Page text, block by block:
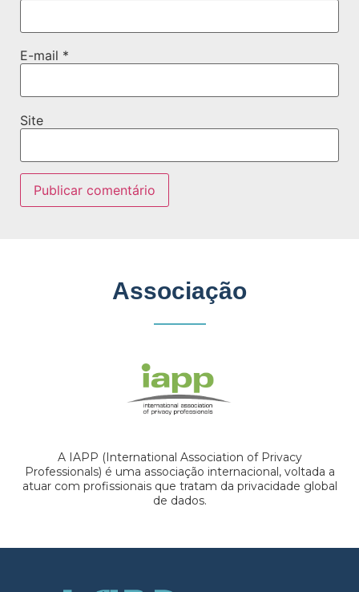
E-mail *
Site
Associação
A IAPP (International Association of Privacy
Professionals) é uma associação internacional, voltada a
atuar com profissionais que tratam da privacidade global
de dados.